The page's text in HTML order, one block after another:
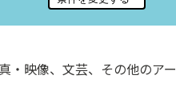
・映像、文芸、その他のアー